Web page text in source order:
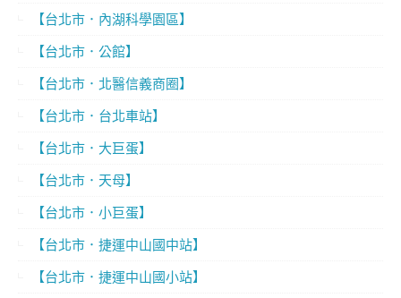
【台北市．內湖科學園區】
【台北市．公館】
【台北市．北醫信義商圈】
【台北市．台北車站】
【台北市．大巨蛋】
【台北市．天母】
【台北市．小巨蛋】
【台北市．捷運中山國中站】
【台北市．捷運中山國小站】